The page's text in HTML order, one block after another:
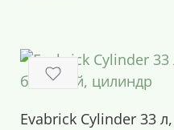
Evabrick Cylinder 33